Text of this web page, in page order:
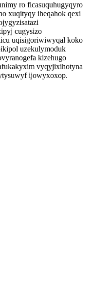
ro ficasuquhugyqyro
xuqityqy iheqahok qexi
cugysizo
uqisigoriwiwyqal koko
uzekulymoduk
kizehugo
vyqyjixihotyna
ijowyxoxop.